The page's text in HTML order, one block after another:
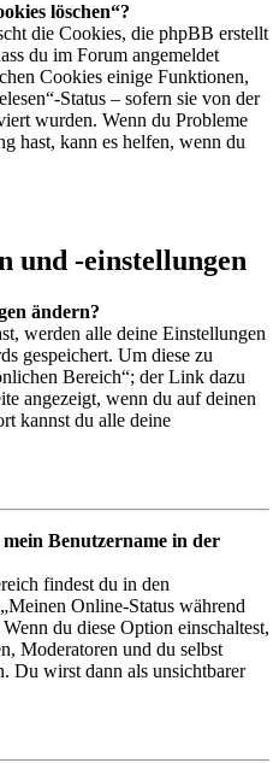
löschen“?
die Cookies, die phpBB erstellt
du im Forum angemeldet
Cookies einige Funktionen,
Status – sofern sie von der
wurden. Wenn du Probleme
hast, kann es helfen, wenn du
und -einstellungen
ändern?
werden alle deine Einstellungen
gespeichert. Um diese zu
Bereich“; der Link dazu
angezeigt, wenn du auf deinen
kannst du alle deine
Benutzername in der
findest du in den
Online-Status während
du diese Option einschaltest,
Moderatoren und du selbst
Du wirst dann als unsichtbarer